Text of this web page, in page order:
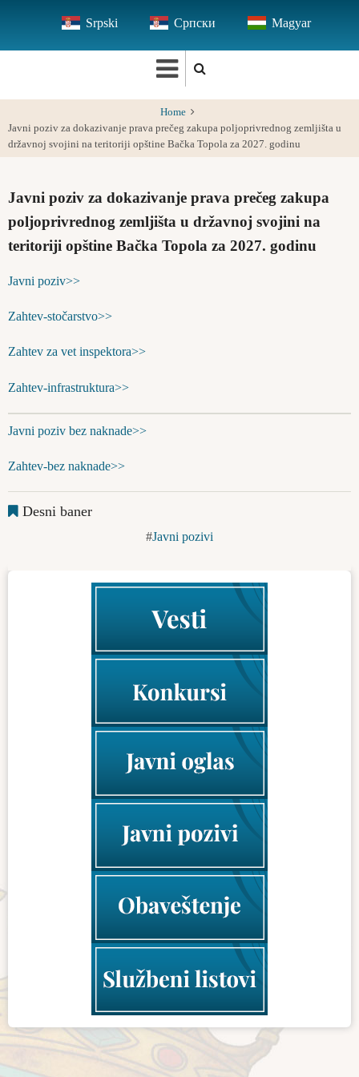
main
Srpski Српски Magyar
Home
Javni poziv za dokazivanje prava prečeg zakupa poljoprivrednog zemljišta u
državnoj svojini na teritoriji opštine Bačka Topola za 2027. godinu
Javni poziv za dokazivanje prava prečeg zakupa
poljoprivrednog zemljišta u državnoj svojini na
teritoriji opštine Bačka Topola za 2027. godinu
Javni poziv>>
Zahtev-stočarstvo>>
Zahtev za vet inspektora>>
Zahtev-infrastruktura>>
Javni poziv bez naknade>>
Zahtev-bez naknade>>
Desni baner
Javni pozivi